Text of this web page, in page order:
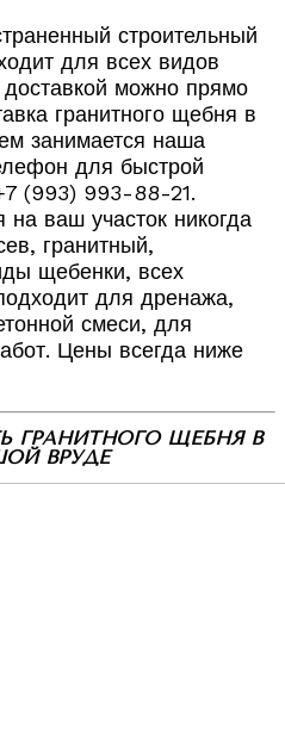
строительный
для всех видов
можно прямо
гранитного щебня в
занимается наша
для быстрой
(993) 993-88-21.
ваш участок никогда
гранитный,
щебенки, всех
для дренажа,
смеси, для
Цены всегда ниже
ГРАНИТНОГО ЩЕБНЯ В
ВРУДЕ